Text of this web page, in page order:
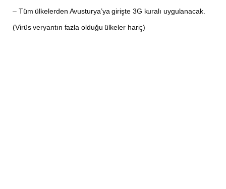
– Tüm ülkelerden Avusturya’ya girişte 3G kuralı uygulanacak.
(Virüs veryantın fazla olduğu ülkeler hariç)